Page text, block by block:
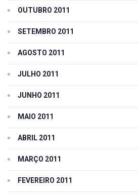
OUTUBRO 2011
SETEMBRO 2011
AGOSTO 2011
JULHO 2011
JUNHO 2011
MAIO 2011
ABRIL 2011
MARÇO 2011
FEVEREIRO 2011